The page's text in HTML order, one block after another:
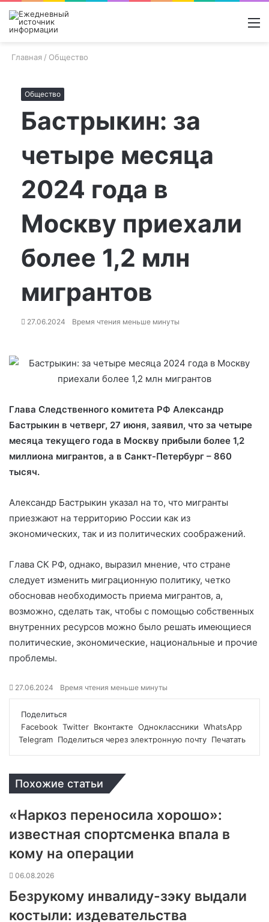
Поиск
Switch
Главная / Общество
Общество
Бастрыкин: за
четыре месяца
2024 года в
Москву приехали
более 1,2 млн
мигрантов
27.06.2024 Время чтения меньше минуты
Глава Следственного комитета РФ Александр
Бастрыкин в четверг, 27 июня, заявил, что за четыре
месяца текущего года в Москву прибыли более 1,2
миллиона мигрантов, а в Санкт-Петербург – 860
тысяч.
Александр Бастрыкин указал на то, что мигранты
приезжают на территорию России как из
экономических, так и из политических соображений.
Глава СК РФ, однако, выразил мнение, что стране
следует изменить миграционную политику, четко
обосновав необходимость приема мигрантов, а,
возможно, сделать так, чтобы с помощью собственных
внутренних ресурсов можно было решать имеющиеся
политические, экономические, национальные и прочие
проблемы.
27.06.2024 Время чтения меньше минуты
Поделиться
Facebook Twitter Вконтакте Одноклассники WhatsApp
Telegram Поделиться через электронную почту Печатать
Похожие статьи
«Наркоз переносила хорошо»:
известная спортсменка впала в
кому на операции
06.08.2026
Безрукому инвалиду-зэку выдали
костыли: издевательства